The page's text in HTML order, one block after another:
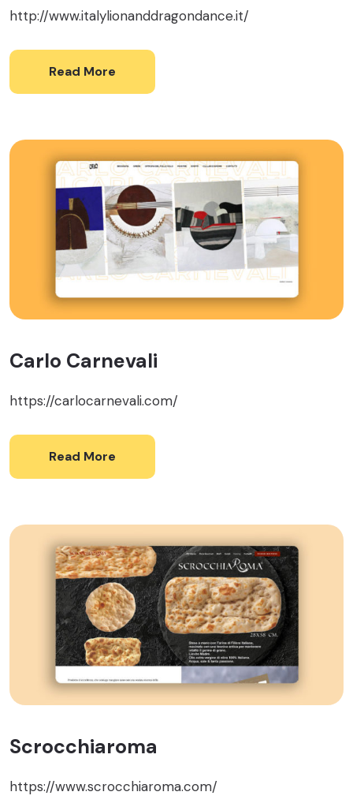
http://www.italylionanddragondance.it/
Read More
Carlo Carnevali
https://carlocarnevali.com/
Read More
Scrocchiaroma
https://www.scrocchiaroma.com/